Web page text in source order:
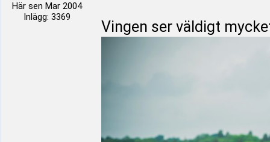
Här sen Mar 2004
Inlägg: 3369
Vingen ser väldigt